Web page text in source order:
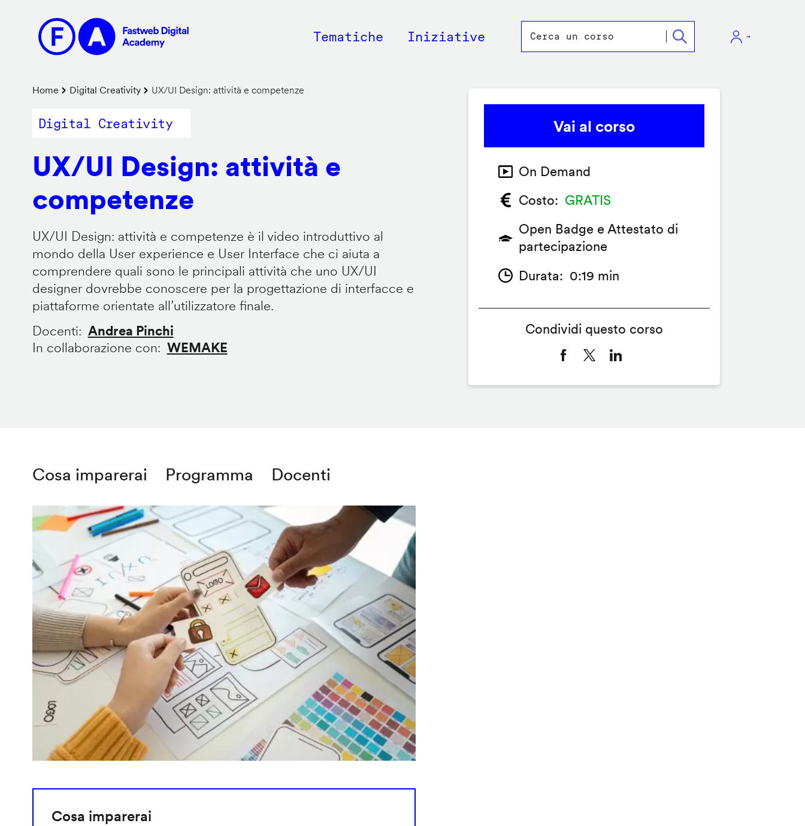
contenuto
principale
Main
Tematiche Iniziative
Briciole
di
Home Digital Creativity UX/UI Design: attività e competenze
Digital Creativity
UX/UI Design: attività e
competenze
UX/UI Design: attività e competenze è il video introduttivo al
mondo della User experience e User Interface che ci aiuta a
comprendere quali sono le principali attività che uno UX/UI
designer dovrebbe conoscere per la progettazione di interfacce e
piattaforme orientate all’utilizzatore finale.
Docenti
Andrea Pinchi
In collaborazione con
WEMAKE
Cosa imparerai Programma Docenti
Cosa imparerai
Vai al corso
On Demand
Costo
GRATIS
Open Badge e Attestato di
partecipazione
Durata
0:19 min
Condividi questo corso